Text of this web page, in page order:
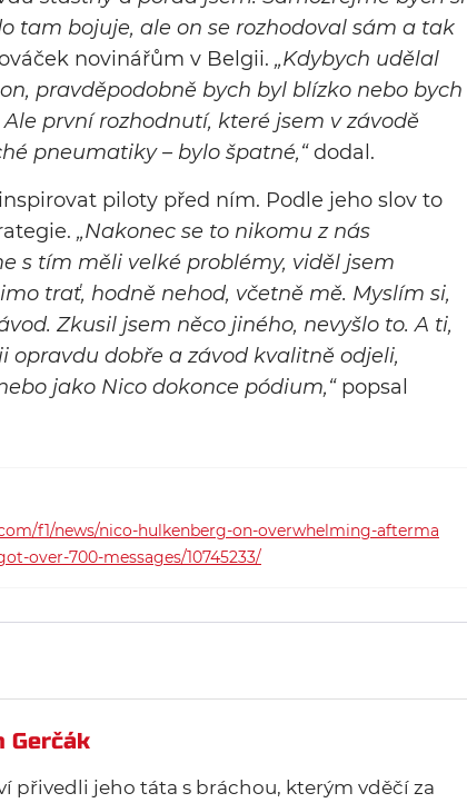
tam bojuje, ale on se rozhodoval sám a tak
novinářům v Belgii. „Kdybych udělal
pravděpodobně bych byl blízko nebo bych
první rozhodnutí, které jsem v závodě
pneumatiky – bylo špatné,“dodal.
piloty před ním. Podle jeho slov to
„Nakonec se to nikomu z nás
s tím měli velké problémy, viděl jsem
trať, hodně nehod, včetně mě. Myslím si,
Zkusil jsem něco jiného, nevyšlo to. A ti,
opravdu dobře a závod kvalitně odjeli,
jako Nico dokonce pódium,“popsal
f1/news/nico-hulkenberg-on-overwhelming-afterma
over-700-messages/10745233/
Gerčák
přivedli jeho táta s bráchou, kterým vděčí za